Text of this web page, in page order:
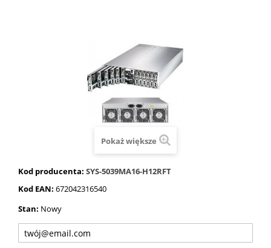
Pokaż większe
Kod producenta: SYS-5039MA16-H12RFT
Kod EAN: 672042316540
Stan: Nowy